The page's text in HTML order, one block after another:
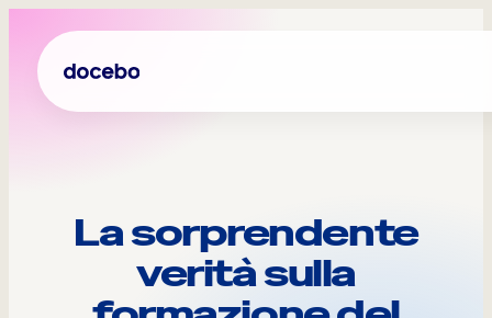
La sorprendente
verità sulla